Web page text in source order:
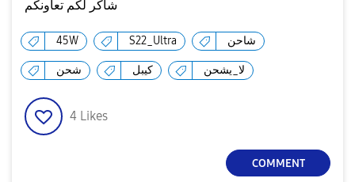
شاكر لكم تعاونكم
45W S22_Ultra شاحن
شحن كيبل لا_يشحن
4 Likes
COMMENT